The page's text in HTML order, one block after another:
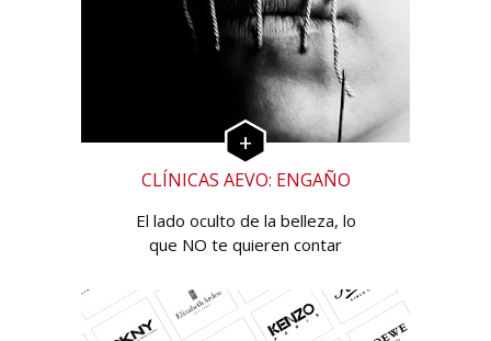
CLÍNICAS AEVO: ENGAÑO
El lado oculto de la belleza, lo
que NO te quieren contar